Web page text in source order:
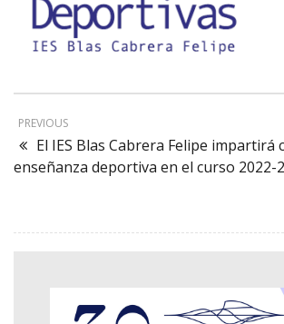
PREVIOUS
El IES Blas Cabrera Felipe impartirá
enseñanza deportiva en el curso 2022-